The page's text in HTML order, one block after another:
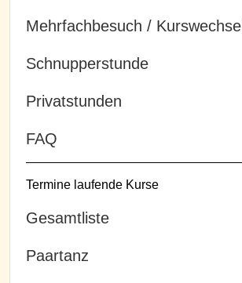
Mehrfachbesuch / Kurswechsel
Schnupperstunde
Privatstunden
FAQ
Termine laufende Kurse
Gesamtliste
Paartanz